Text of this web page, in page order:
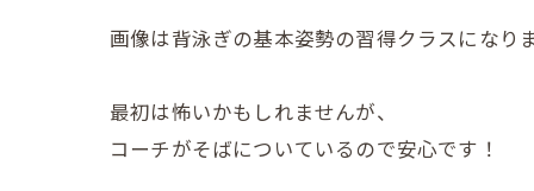
画像は背泳ぎの基本姿勢の習得クラスになり
最初は怖いかもしれませんが、
コーチがそばについているので安心です！